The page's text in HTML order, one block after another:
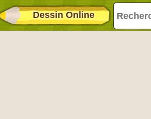
Dessin Online